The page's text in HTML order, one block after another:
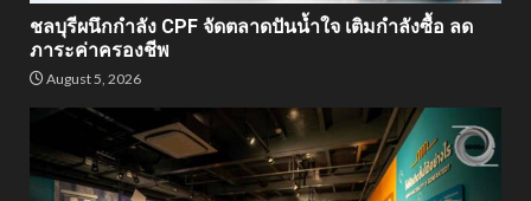
ชลบุรีผนึกกำลัง CPF จัดตลาดปันน้ำใจ เติมกำลังซื้อ ลด
ภาระค่าครองชีพ
August 5, 2026